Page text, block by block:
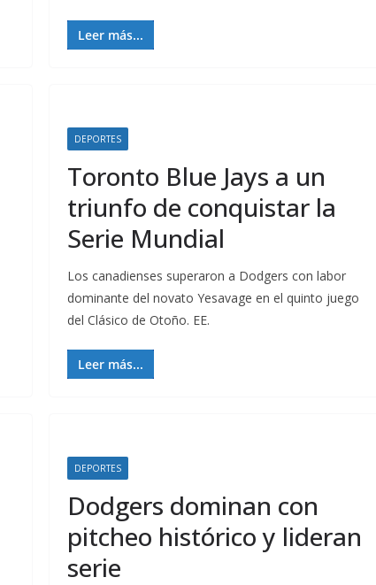
Leer más...
DEPORTES
Toronto Blue Jays a un
triunfo de conquistar la
Serie Mundial
Los canadienses superaron a Dodgers con labor
dominante del novato Yesavage en el quinto juego
del Clásico de Otoño. EE.
Leer más...
DEPORTES
Dodgers dominan con
pitcheo histórico y lideran
serie